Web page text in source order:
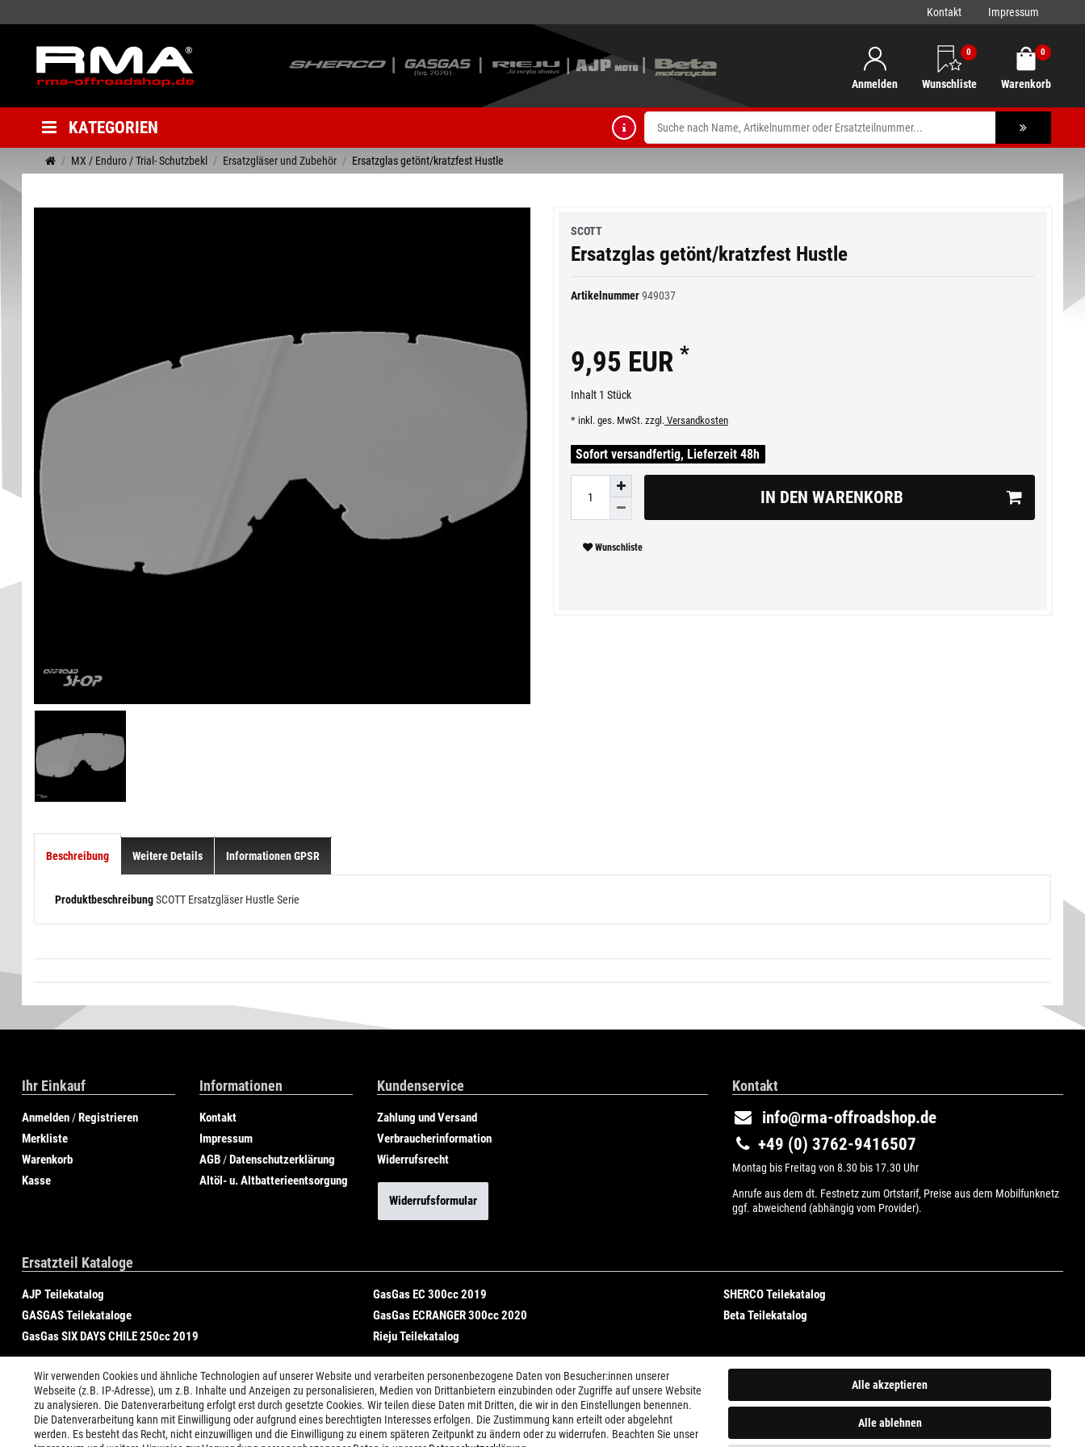
Kontakt Impressum
Anmelden
0
Wunschliste
0
Warenkorb
KATEGORIEN
MX / Enduro / Trial- Schutzbekl Ersatzgläser und Zubehör Ersatzglas getönt/kratzfest Hustle
SCOTT
Ersatzglas getönt/kratzfest Hustle
Artikelnummer949037
9,95 EUR *
Inhalt 1 Stück
* inkl. ges. MwSt. zzgl. Versandkosten
Sofort versandfertig, Lieferzeit 48h
IN DEN WARENKORB
Wunschliste
Beschreibung Weitere Details Informationen GPSR
ProduktbeschreibungSCOTT Ersatzgläser Hustle Serie
Ihr Einkauf
Anmelden /Registrieren
Merkliste
Warenkorb
Kasse
Informationen
Kontakt
Impressum
AGB /Datenschutzerklärung
Altöl- u. Altbatterieentsorgung
Kundenservice
Zahlung und Versand
Verbraucherinformation
Widerrufsrecht
Widerrufsformular
Kontakt
info@rma-offroadshop.de
+49 (0) 3762-9416507
Montag bis Freitag von 8.30 bis 17.30 Uhr
Anrufe aus dem dt. Festnetz zum Ortstarif, Preise aus dem Mobilfunknetz
ggf. abweichend (abhängig vom Provider).
Ersatzteil Kataloge
AJP Teilekatalog
GASGAS Teilekataloge
GasGas SIX DAYS CHILE 250cc 2019
GasGas EC 300cc 2019
GasGas ECRANGER 300cc 2020
Rieju Teilekatalog
SHERCO Teilekatalog
Beta Teilekatalog
Wir verwenden Cookies und ähnliche Technologien auf unserer Website und verarbeiten personenbezogene Daten von Besucher:innen unserer
Webseite (z.B. IP-Adresse), um z.B. Inhalte und Anzeigen zu personalisieren, Medien von Drittanbietern einzubinden oder Zugriffe auf unsere Website
zu analysieren. Die Datenverarbeitung erfolgt erst durch gesetzte Cookies. Wir teilen diese Daten mit Dritten, die wir in den Einstellungen benennen.
Die Datenverarbeitung kann mit Einwilligung oder aufgrund eines berechtigten Interesses erfolgen. Die Zustimmung kann erteilt oder abgelehnt
werden. Es besteht das Recht, nicht einzuwilligen und die Einwilligung zu einem späteren Zeitpunkt zu ändern oder zu widerrufen. Beachten Sie unser
Alle akzeptieren
Alle ablehnen